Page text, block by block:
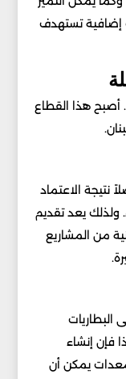
إضافية تستهدف
أصبح هذا القطاع
الاعتماد
ولذلك يعد تقديم
من المشاريع
البطاريات
فإن إنشاء
يمكن أن